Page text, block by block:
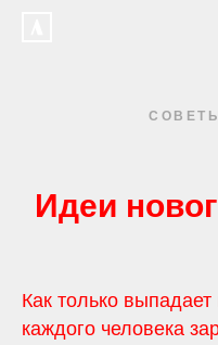
Идеи
Как только
каждого человека